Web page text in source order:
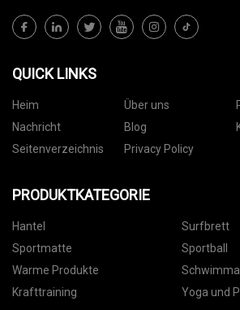
QUICK LINKS
Heim Über uns
Nachricht
Blog
Seitenverzeichnis
Privacy Policy
PRODUKTKATEGORIE
Hantel
Surfbrett
Sportmatte
Sportball
Warme Produkte
Krafttraining
Yoga und